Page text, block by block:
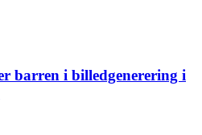
barren i billedgenerering i